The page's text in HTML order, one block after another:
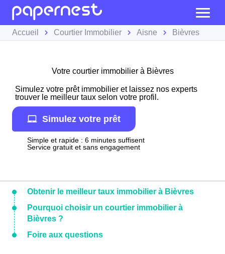
Accueil Courtier Immobilier Aisne Bièvres
Votre courtier immobilier à Bièvres
Simulez votre prêt immobilier et laissez nos experts
trouver le meilleur taux selon votre profil.
Simulez votre prêt
Simple et rapide : 6 minutes suffisent
Service gratuit et sans engagement
Obtenir le meilleur taux immobilier à Bièvres
Pourquoi choisir un courtier immobilier à
Bièvres ?
Foire aux questions